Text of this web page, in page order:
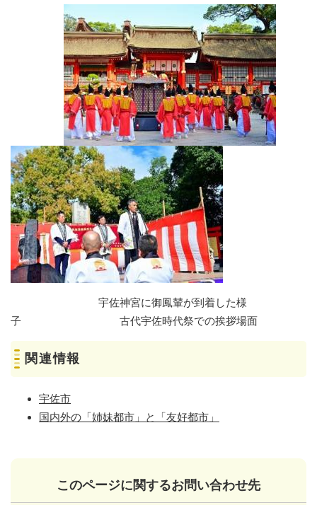
宇佐神宮に御鳳輦が到着した様
子 古代宇佐時代祭での挨拶場面
関連情報
宇佐市
国内外の「姉妹都市」と「友好都市」
このページに関するお問い合わせ先